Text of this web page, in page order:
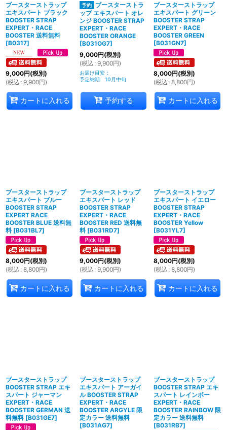
ブースターストラップ
エキスパート ブラック
BOOSTER STRAP
EXPERT・RACE
BOOSTER 送料無料
[B0317]
9,000円(税別)
(税込 : 9,900円)
カートに入れる
ブースターストラ
ップ エキスパート オレ
ンジ BOOSTER STRAP
EXPERT・RACE
BOOSTER ORANGE
[B031OG7]
9,000円(税別)
(税込 : 9,900円)
お届け目安 :
予定納期 10月中旬
予約する
ブースターストラップ
エキスパート グリーン
BOOSTER STRAP
EXPERT・RACE
BOOSTER GREEN
[B031GN7]
8,000円(税別)
(税込 : 8,800円)
カートに入れる
ブースターストラップ
エキスパート ブルー
BOOSTER STRAP
EXPERT RACE
BOOSTER BLUE 送料無
料 [B031BL7]
8,000円(税別)
(税込 : 8,800円)
カートに入れる
ブースターストラップ
エキスパート レッド
BOOSTER STRAP
EXPERT・RACE
BOOSTER RED 送料無
料 [B031RD7]
9,000円(税別)
(税込 : 9,900円)
カートに入れる
ブースターストラップ
エキスパート イエロー
BOOSTER STRAP
EXPERT・RACE
BOOSTER Yellow
[B031YL7]
8,000円(税別)
(税込 : 8,800円)
カートに入れる
ブースターストラップ
BOOSTER STRAP エキ
スパート ジャーマン
EXPERT・RACE
BOOSTER GERMAN 送
料無料 [B031GE7]
ブースターストラップ
エキスパート アーガイ
ル BOOSTER STRAP
EXPERT・RACE
BOOSTER ARGYLE 限
定カラー 送料無料
[B031AG7]
ブースターストラップ
BOOSTER STRAP エキ
スパート レインボー
EXPERT・RACE
BOOSTER RAINBOW 限
定カラー 送料無料
[B031RB7]